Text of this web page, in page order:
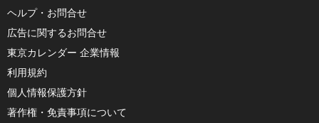
ヘルプ・お問合せ
広告に関するお問合せ
東京カレンダー 企業情報
利用規約
個人情報保護方針
著作権・免責事項について